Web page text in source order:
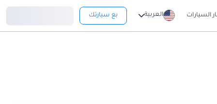
السيارات العربية بع سيارتك